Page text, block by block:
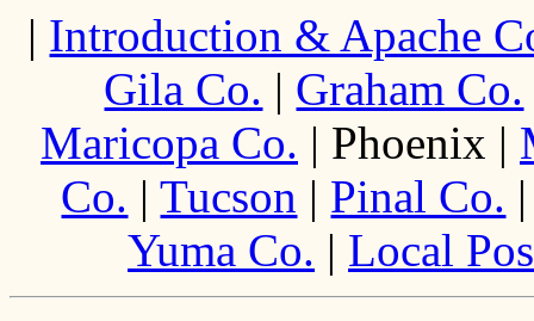
| Introduction & Apache
Gila Co. | Graham Co.
Maricopa Co. | Phoenix |
Co. |Tucson | Pinal Co.
Yuma Co. | Local